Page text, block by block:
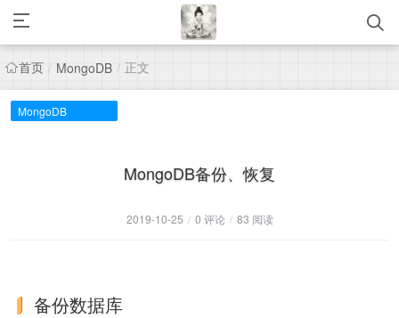
首页 / MongoDB / 正文
MongoDB
MongoDB备份、恢复
2019-10-25 / 0 评论 / 83 阅读
备份数据库